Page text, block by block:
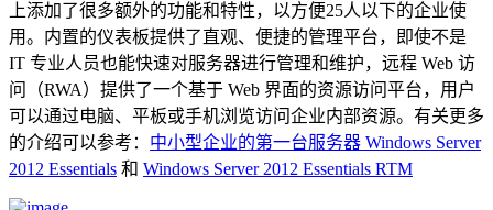
上添加了很多额外的功能和特性，以方便25人以下的企业使
用。内置的仪表板提供了直观、便捷的管理平台，即使不是
IT 专业人员也能快速对服务器进行管理和维护，远程 Web 访
问（RWA）提供了一个基于 Web 界面的资源访问平台，用户
可以通过电脑、平板或手机浏览访问企业内部资源。有关更多
的介绍可以参考： 中小型企业的第一台服务器 Windows Server
2012 Essentials 和 Windows Server 2012 Essentials RTM